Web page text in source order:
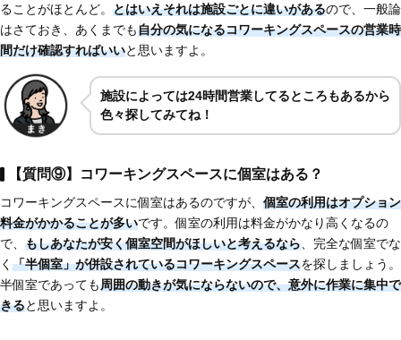
ることがほとんど。 とはいえそれは施設ごとに違いがあるので、一般論
はさておき、あくまでも自分の気になるコワーキングスペースの営業時
間だけ確認すればいいと思いますよ。
施設によっては24時間営業してるところもあるから
色々探してみてね！
【質問⑨】コワーキングスペースに個室はある？
コワーキングスペースに個室はあるのですが、 個室の利用はオプション
料金がかかることが多いです。個室の利用は料金がかなり高くなるの
で、 もしあなたが安く個室空間がほしいと考えるなら 、完全な個室でな
く 「半個室」が併設されているコワーキングスペースを探しましょう。
半個室であっても周囲の動きが気にならないので、意外に作業に集中で
きると思いますよ。